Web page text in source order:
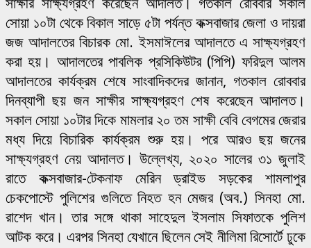
সোয়া ১০টা থেকে বিকাল সাড়ে ৫টা পর্যন্ত কক্সবাজার জেলা ও দায়রা
জজ আদালতের বিচারক মো. ইসমাঈলের আদালতে এ সাক্ষ্যগ্রহণ
করা হয়। আদালতের পাবলিক প্রসিকিউটর (পিপি) ফরিদুল আলম
আদালতের কার্যক্রম শেষে সাংবাদিকদের জানান, গতকাল রোববার
দিনব্যাপী ছয় জন সাক্ষীর সাক্ষ্যগ্রহণ শেষ করেছেন আদালত।
সকাল সোয়া ১০টার দিকে মামলার ২০ তম সাক্ষী বেবি বেগমের জেরার
মধ্য দিয়ে বিচারিক কার্যক্রম শুরু হয়। পরে আরও ছয় জনের
সাক্ষ্যগ্রহণ নেয় আদালত। উল্লেখ্য, ২০২০ সালের ৩১ জুলাই
রাতে কক্সবাজার-টেকনাফ মেরিন ড্রাইভ সড়কের শামলাপুর
চেকপোস্টে পুলিশের গুলিতে নিহত হন মেজর (অব.) সিনহা মো.
রাশেদ খান। তার সঙ্গে থাকা সাহেদুল ইসলাম সিফাতকে পুলিশ
আটক করে। এরপর সিনহা যেখানে ছিলেন সেই নীলিমা রিসোর্টে ঢুকে